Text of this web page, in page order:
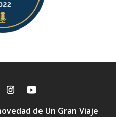
de Un Gran Viaje